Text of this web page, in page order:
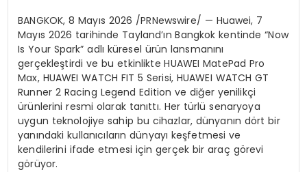
BANGKOK,8 Mayıs 2026 /PRNewswire/ — Huawei, 7
Mayıs 2026 tarihinde Tayland’ın Bangkok kentinde “Now
Is Your Spark” adlı küresel ürün lansmanını
gerçekleştirdi ve bu etkinlikte HUAWEI MatePad Pro
Max, HUAWEI WATCH FIT 5 Serisi, HUAWEI WATCH GT
Runner 2 Racing Legend Edition ve diğer yenilikçi
ürünlerini resmi olarak tanıttı. Her türlü senaryoya
uygun teknolojiye sahip bu cihazlar, dünyanın dört bir
yanındaki kullanıcıların dünyayı keşfetmesi ve
kendilerini ifade etmesi için gerçek bir araç görevi
görüyor.